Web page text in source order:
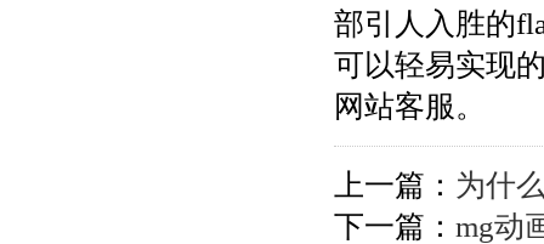
部引人入胜的
可以轻易实现
网站客服。
上一篇： 为什
下一篇： mg动